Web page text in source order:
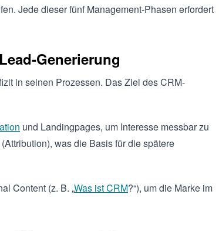
Jede dieser fünf Management-Phasen erfordert
Generierung
in seinen Prozessen. Das Ziel des CRM-
und Landingpages, um Interesse messbar zu
was die Basis für die spätere
Content (z. B. „Was ist CRM?“), um die Marke im